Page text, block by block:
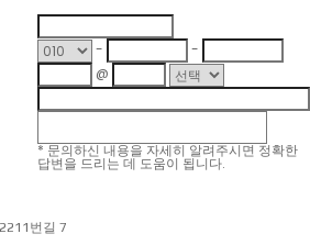
-
-
@
* 문의하신 내용을 자세히 알려주시면 정확한
답변을 드리는 데 도움이 됩니다.
번길 7